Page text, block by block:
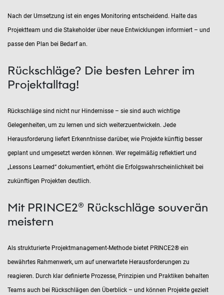
Nach der Umsetzung ist ein enges Monitoring entscheidend. Halte das
Projektteam und die Stakeholder über neue Entwicklungen informiert – und
passe den Plan bei Bedarf an.
Rückschläge? Die besten Lehrer im
Projektalltag!
Rückschläge sind nicht nur Hindernisse – sie sind auch wichtige
Gelegenheiten, um zu lernen und sich weiterzuentwickeln. Jede
Herausforderung liefert Erkenntnisse darüber, wie Projekte künftig besser
geplant und umgesetzt werden können. Wer regelmäßig reflektiert und
„Lessons Learned“ dokumentiert, erhöht die Erfolgswahrscheinlichkeit bei
zukünftigen Projekten deutlich.
Mit PRINCE2® Rückschläge souverän
meistern
Als strukturierte Projektmanagement-Methode bietet PRINCE2® ein
bewährtes Rahmenwerk, um auf unerwartete Herausforderungen zu
reagieren. Durch klar definierte Prozesse, Prinzipien und Praktiken behalten
Teams auch bei Rückschlägen den Überblick – und können Projekte gezielt